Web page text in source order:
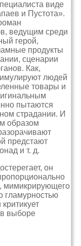
виде
и Пустота».
ведущим среди
герой,
продукты
сценарии
Как,
людей
товары и
пытаются
страдании. И
образом
предстают
и т. д.
он
мимикрирующего
гламурностью
выборе